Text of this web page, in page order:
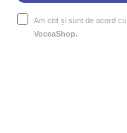
Am citit și sunt de acord cu
VoceaShop.